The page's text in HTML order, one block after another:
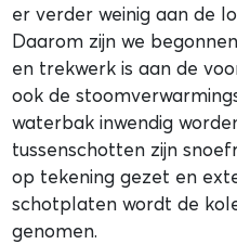
er verder weinig aan de
Daarom zijn we
en trekwerk is aan de
ook de
waterbak inwendig
tussenschotten zijn
op tekening gezet en
schotplaten wordt de
genomen.